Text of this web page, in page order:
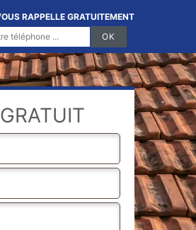
RAPPELLE GRATUITEMENT